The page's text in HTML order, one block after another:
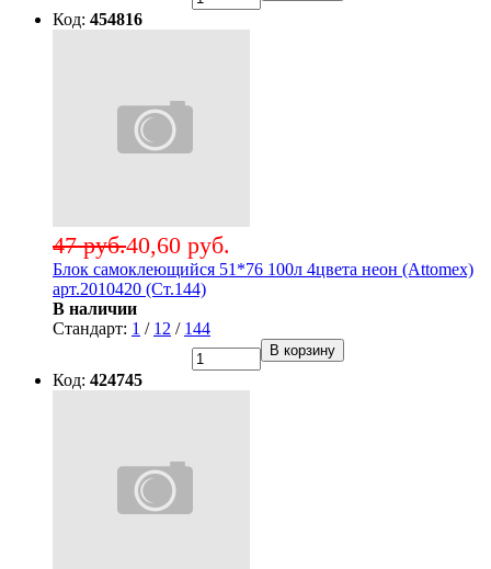
Код: 454816
40,60 руб.
47 руб.
Блок самоклеющийся 51*76 100л 4цвета неон (Attomex)
арт.2010420 (Ст.144)
В наличии
Стандарт: 1 / 12 / 144
В корзину
Код: 424745